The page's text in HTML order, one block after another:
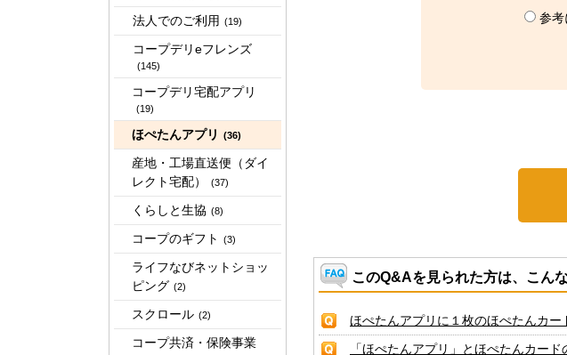
法人でのご利用 (19)
コープデリeフレンズ
(145)
コープデリ宅配アプリ
(19)
ほぺたんアプリ (36)
産地・工場直送便（ダイ
レクト宅配）
(37)
くらしと生協 (8)
コープのギフト (3)
ライフなびネットショッ
ピング (2)
スクロール (2)
コープ共済・保険事業
参考
このQ&Aを見られた方は、こん
ほぺたんアプリに１枚のほぺたんカ
「ほぺたんアプリ」とほぺたんカード